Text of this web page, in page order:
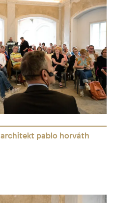
pablo horváth